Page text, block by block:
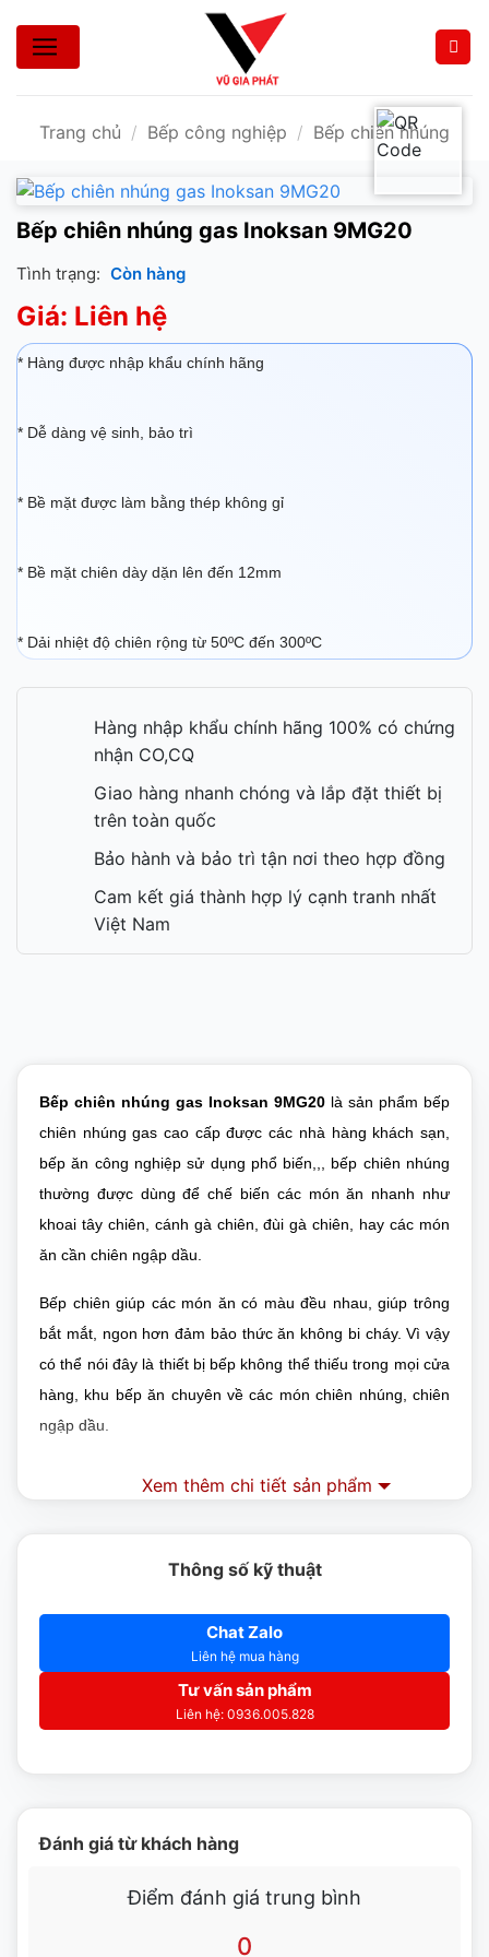
nội
Trang chủ / Bếp công nghiệp / Bếp chiên nhúng
Bếp chiên nhúng gas Inoksan 9MG20
Tình trạng: Còn hàng
Giá: Liên hệ
* Hàng được nhập khẩu chính hãng
* Dễ dàng vệ sinh, bảo trì
* Bề mặt được làm bằng thép không gỉ
* Bề mặt chiên dày dặn lên đến 12mm
* Dải nhiệt độ chiên rộng từ 50ºC đến 300ºC
Hàng nhập khẩu chính hãng 100% có chứng
nhận CO,CQ
Giao hàng nhanh chóng và lắp đặt thiết bị
trên toàn quốc
Bảo hành và bảo trì tận nơi theo hợp đồng
Cam kết giá thành hợp lý cạnh tranh nhất
Việt Nam
Bếp chiên nhúng gas Inoksan 9MG20 là sản phẩm bếp
chiên nhúng gas cao cấp được các nhà hàng khách sạn,
bếp ăn công nghiệpsử dụng phổ biến ,,, bếp chiên nhúng
thường được dùng để chế biến các món ăn nhanh như
khoai tây chiên, cánh gà chiên, đùi gà chiên, hay các món
ăn cần chiên ngập dầu.
Bếp chiên giúp các món ăn có màu đều nhau, giúp trông
bắt mắt, ngon hơn đảm bảo thức ăn không bi cháy. Vì vậy
có thể nói đây là thiết bị bếp không thể thiếu trong mọi cửa
hàng, khu bếp ăn chuyên về các món chiên nhúng, chiên
ngập dầu.
Đặc điểm của bếp chiên nhúng đôi dùng gas
gỉ, vỏ ngoài có gam màu bạc, sáng bóng, dễ dàng lau
chùi tẩy rửa.
Kiểu dáng nhỏ gọn, đẹp mắt các tính năng dễ dàng vận
hành, thuận tiện và an toàn trong khi sử dụng
2 ngăn chiên nhúng được điều khiển độc lập với hai hệ
cơ bỏng nhiệt trong quá trình sử dụng
Lồng chiên được làm từ chất liệu cao cấp không bị biến
Xem thêm chi tiết sản phẩm
Thông số kỹ thuật
Chat Zalo
Liên hệ mua hàng
Tư vấn sản phẩm
Liên hệ: 0936.005.828
Đánh giá từ khách hàng
Điểm đánh giá trung bình
0